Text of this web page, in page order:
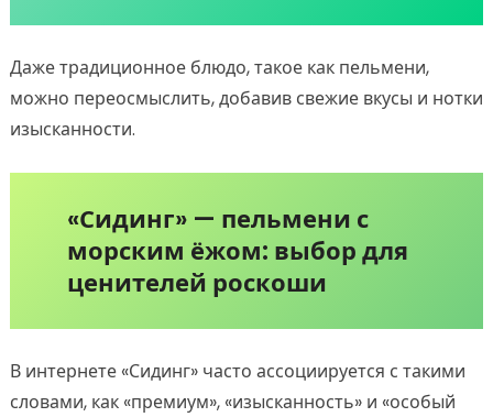
Даже традиционное блюдо, такое как пельмени,
можно переосмыслить, добавив свежие вкусы и нотки
изысканности.
«Сидинг» — пельмени с
морским ёжом: выбор для
ценителей роскоши
В интернете «Сидинг» часто ассоциируется с такими
словами, как «премиум», «изысканность» и «особый